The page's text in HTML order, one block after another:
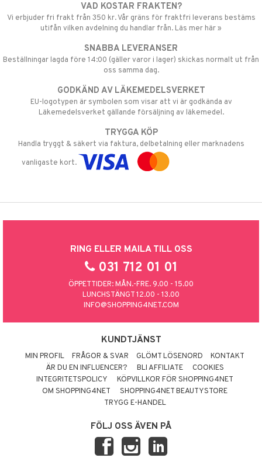
VAD KOSTAR FRAKTEN?
Vi erbjuder fri frakt från 350 kr. Vår gräns för fraktfri leverans bestäms
utifån vilken avdelning du handlar från. Läs mer här »
SNABBA LEVERANSER
Beställningar lagda före 14:00 (gäller varor i lager) skickas normalt ut från
oss samma dag.
GODKÄND AV LÄKEMEDELSVERKET
EU-logotypen är symbolen som visar att vi är godkända av
Läkemedelsverket gällande försäljning av läkemedel.
TRYGGA KÖP
Handla tryggt & säkert via faktura, delbetalning eller marknadens
vanligaste kort.
RING ELLER MAILA TILL OSS
031 712 01 01
ÖPPETTIDER: MÅN.-FRE. 9.00 - 15.00
LUNCHSTÄNGT 12.00 - 13.00
INFO@SHOPPING4NET.COM
KUNDTJÄNST
MIN PROFIL FRÅGOR & SVAR GLÖMT LÖSENORD
KONTAKT
ÄR DU EN INFLUENCER?
BLI AFFILIATE
COOKIES
INTEGRITETSPOLICY
KÖPVILLKOR FÖR SHOPPING4NET
OM SHOPPING4NET
SHOPPING4NET BEAUTYSTORE
TRYGG E-HANDEL
FÖLJ OSS ÄVEN PÅ